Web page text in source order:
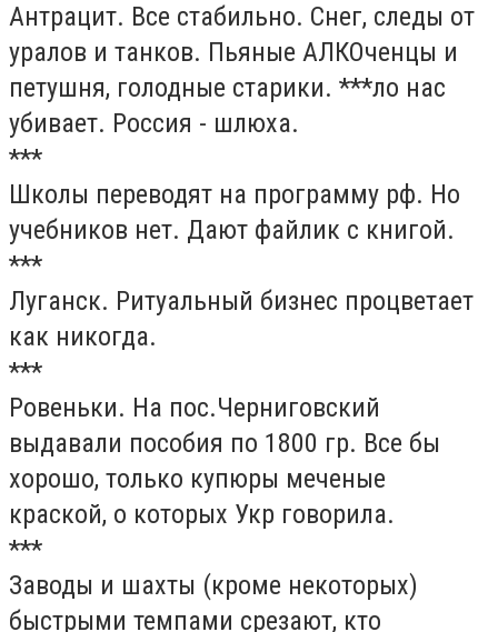
Антрацит. Все стабильно. Снег, следы от
уралов и танков. Пьяные АЛКОченцы и
петушня, голодные старики. ***ло нас
убивает. Россия - шлюха.
***
Школы переводят на программу рф. Но
учебников нет. Дают файлик с книгой.
***
Луганск. Ритуальный бизнес процветает
как никогда.
***
Ровеньки. На пос.Черниговский
выдавали пособия по 1800 гр. Все бы
хорошо, только купюры меченые
краской, о которых Укр говорила.
***
Заводы и шахты (кроме некоторых)
быстрыми темпами срезают, кто